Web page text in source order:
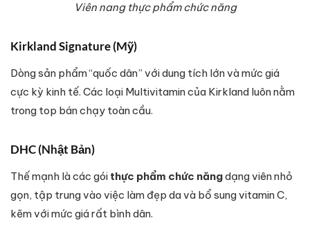
Viên nang thực phẩm chức năng
Kirkland Signature (Mỹ)
Dòng sản phẩm “quốc dân” với dung tích lớn và mức giá
cực kỳ kinh tế. Các loại Multivitamin của Kirkland luôn nằm
trong top bán chạy toàn cầu.
DHC (Nhật Bản)
Thế mạnh là các gói thực phẩm chức năngdạng viên nhỏ
gọn, tập trung vào việc làm đẹp da và bổ sung vitamin C,
kẽm với mức giá rất bình dân.